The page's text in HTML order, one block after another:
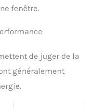
fenêtre.
de juger de la
généralement